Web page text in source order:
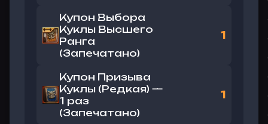
Купон Выбора
Куклы Высшего
Ранга
(Запечатано)
1
Купон Призыва
Куклы (Редкая) —
1 раз
(Запечатано)
1